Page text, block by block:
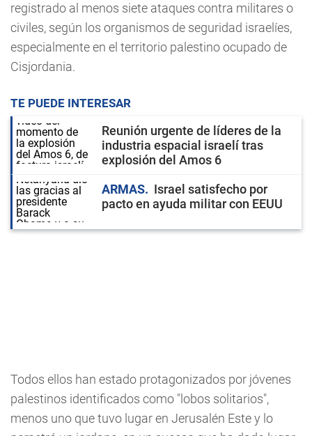
registrado al menos siete ataques contra militares o
civiles, según los organismos de seguridad israelíes,
especialmente en el territorio palestino ocupado de
Cisjordania.
TE PUEDE INTERESAR
Reunión urgente de líderes de la
industria espacial israelí tras
explosión del Amos 6
ARMAS
Israel satisfecho por
pacto en ayuda militar con EEUU
Todos ellos han estado protagonizados por jóvenes
palestinos identificados como "lobos solitarios",
menos uno que tuvo lugar en Jerusalén Este y lo